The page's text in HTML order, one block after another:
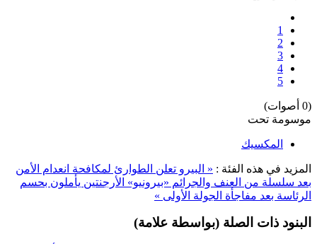
1
2
3
4
5
(0 أصوات)
موسومة تحت
المكسيك
المزيد في هذه الفئة : « البيرو تعلن الطوارئ لمكافحة انعدام الأمن
بعد سلسلة من العنف والجرائم «بيرونيو» الأرجنتين يأملون بحسم
الرئاسة بعد مفاجأة الجولة الأولى »
البنود ذات الصلة (بواسطة علامة)